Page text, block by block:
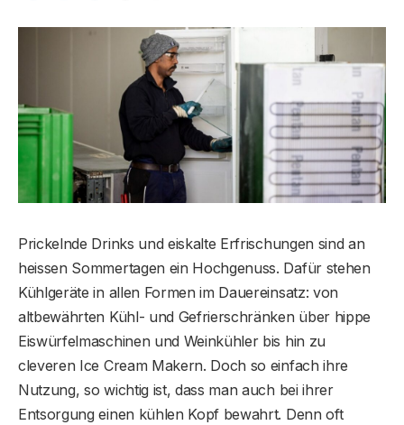
Prickelnde Drinks und eiskalte Erfrischungen sind an
heissen Sommertagen ein Hochgenuss. Dafür stehen
Kühlgeräte in allen Formen im Dauereinsatz: von
altbewährten Kühl- und Gefrierschränken über hippe
Eiswürfelmaschinen und Weinkühler bis hin zu
cleveren Ice Cream Makern. Doch so einfach ihre
Nutzung, so wichtig ist, dass man auch bei ihrer
Entsorgung einen kühlen Kopf bewahrt. Denn oft